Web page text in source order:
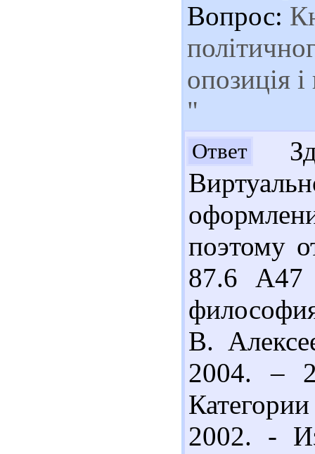
Вопрос:
опозиція
"
Ответ
поэтому
87.6 А47
В.
2004. –
2002. -